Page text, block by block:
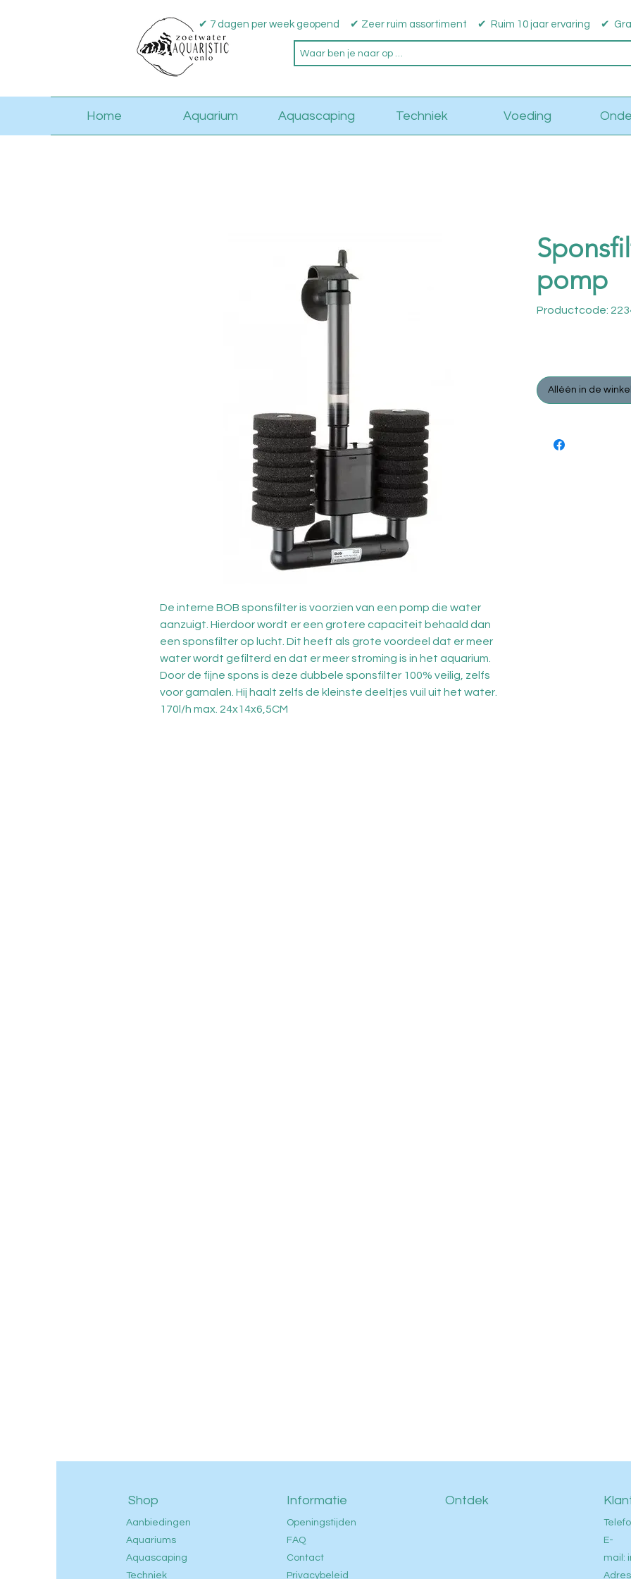
✔ 7 dagen per week geopend ✔ Zeer ruim assortiment ✔ Ruim 10 jaar ervaring ✔
Home Aquarium Aquascaping Techniek Voeding
De interne BOB sponsfilter is voorzien van een pomp die water
aanzuigt. Hierdoor wordt er een grotere capaciteit behaald dan
een sponsfilter op lucht. Dit heeft als grote voordeel dat er meer
water wordt gefilterd en dat er meer stroming is in het aquarium.
Door de fijne spons is deze dubbele sponsfilter 100% veilig, zelfs
voor garnalen. Hij haalt zelfs de kleinste deeltjes vuil uit het water.
170l/h max. 24x14x6,5CM
pomp
Productcode:
Alléén in de
Shop
Aanbiedingen
Aquariums
Aquascaping
Techniek
Informatie
Openingstijden
FAQ
Contact
Privacybeleid
Ontdek
E-
mail: